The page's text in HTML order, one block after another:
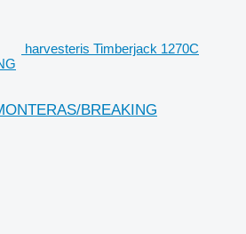
harvesteris Timberjack 1270C
BREAKING